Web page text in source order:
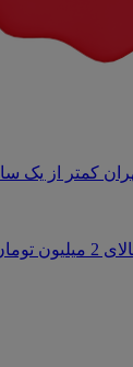
کمتر از یک